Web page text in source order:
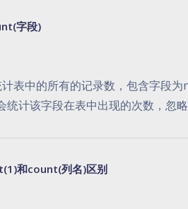
字段)
表中的所有的记录数，包含字段为
统计该字段在表中出现的次数，忽
和count(列名)区别